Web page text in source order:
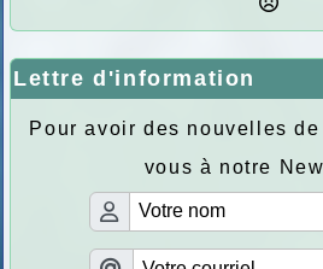
Lettre d'information
Pour avoir des nouvelles
vous à notre